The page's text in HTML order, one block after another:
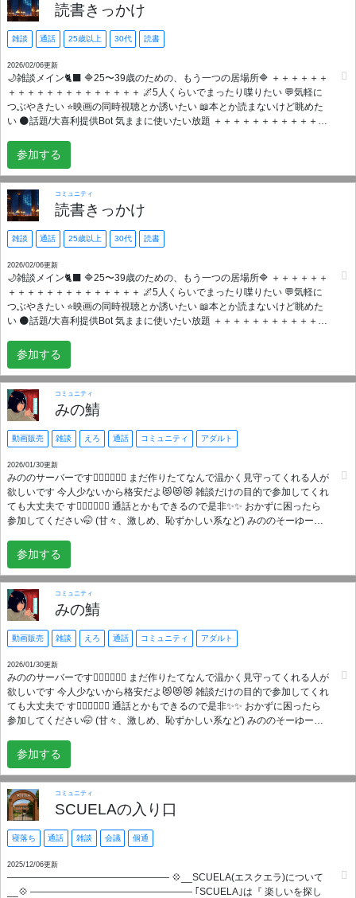
https://discord.gg/yamii ━━━━━━━━━━━━━━━ We also welcome people from
overseas who can speak Japanese. If you're struggling with your mental
health, you don’t have to stay alone or shut yourself away. Instead of going
through everything by yourself, come join our community. You don’t have to
do anything special —just being here is enough.
読書きっかけ
雑談 通話 25歳以上 30代 読書
2026/02/06更新
🌙雑談メイン🐈‍⬛ 🔷25〜39歳のための、もう一つの居場所🔷 ＋＋＋＋＋＋
＋＋＋＋＋＋＋＋＋＋＋＋＋＋ 🌌5人くらいでまったり喋りたい 💬気軽に
つぶやきたい ⭐映画の同時視聴とか誘いたい 📖本とか読まないけど眺めた
い 🌑話題/大喜利提供Bot 気ままに使いたい放題 ＋＋＋＋＋＋＋＋＋＋＋＋
ますように。 📘あなたの言葉を聞かせてくださいね。 ===Japanese
only=== ＋＋＋＋＋＋＋＋＋＋＋＋＋＋＋＋＋＋＋＋ +++++以下、未読ス
ルー歓迎+++++ このサーバがあなたにとって、 「ちょうどよかった」と思
えるように目指しマウス。🐭子年だけに。 ・ダックスフンドのお腹みたい
に低い敷居 ・おばあちゃん家くらい出入り自由 ・大富豪の初期手札くらい
上下関係のNASA ・“空気を読む”より、“空気を創る”が心地いい ・沈黙の間
に吹き抜けた風だって温かい ・愛称がミスチル派VSタードレン派で揉める
くらいの真面目に不真面目さ ・ボケ、ツッコミ、鑑賞、全部しやすい ・身
内ノリないやん、めっちゃ歓迎してくれますやん ・本って案外、堅苦しく
ないかも ・サーバ主いじり倒してやりマウス ・そう言えば、ここに入った
こともきっかけでした ＋＋＋＋＋＋＋＋＋＋＋＋＋＋＋＋＋＋＋＋
+++++最後に+++++ このサーバを見つけてくれてありがと。👻 居場所の改
良／Bot作成メキメキ頑張ります。
参加する
コミュニティ
読書きっかけ
雑談 通話 25歳以上 30代 読書
2026/02/06更新
🌙雑談メイン🐈‍⬛ 🔷25〜39歳のための、もう一つの居場所🔷 ＋＋＋＋＋＋
＋＋＋＋＋＋＋＋＋＋＋＋＋＋ 🌌5人くらいでまったり喋りたい 💬気軽に
つぶやきたい ⭐映画の同時視聴とか誘いたい 📖本とか読まないけど眺めた
い 🌑話題/大喜利提供Bot 気ままに使いたい放題 ＋＋＋＋＋＋＋＋＋＋＋＋
ますように。 📘あなたの言葉を聞かせてくださいね。 ===Japanese
only=== ＋＋＋＋＋＋＋＋＋＋＋＋＋＋＋＋＋＋＋＋ +++++以下、未読ス
ルー歓迎+++++ このサーバがあなたにとって、 「ちょうどよかった」と思
えるように目指しマウス。🐭子年だけに。 ・ダックスフンドのお腹みたい
に低い敷居 ・おばあちゃん家くらい出入り自由 ・大富豪の初期手札くらい
上下関係のNASA ・“空気を読む”より、“空気を創る”が心地いい ・沈黙の間
に吹き抜けた風だって温かい ・愛称がミスチル派VSタードレン派で揉める
くらいの真面目に不真面目さ ・ボケ、ツッコミ、鑑賞、全部しやすい ・身
内ノリないやん、めっちゃ歓迎してくれますやん ・本って案外、堅苦しく
ないかも ・サーバ主いじり倒してやりマウス ・そう言えば、ここに入った
こともきっかけでした ＋＋＋＋＋＋＋＋＋＋＋＋＋＋＋＋＋＋＋＋
+++++最後に+++++ このサーバを見つけてくれてありがと。👻 居場所の改
良／Bot作成メキメキ頑張ります。
参加する
コミュニティ
みの鯖
動画販売 雑談 えろ 通話 コミュニティ アダルト
2026/01/30更新
みののサーバーです👍🏻👍🏻👍🏻 まだ作りたてなんで温かく見守ってくれる人が
欲しいです 今人少ないから格安だよ😻😻😻 雑談だけの目的で参加してくれ
ても大丈夫で す👍🏻👍🏻👍🏻 通話とかもできるので是非✨️✨️ おかずに困ったら
参加してください🤭 (甘々、激しめ、恥ずかしい系など) みののそーゆーの
参加する
コミュニティ
みの鯖
動画販売 雑談 えろ 通話 コミュニティ アダルト
2026/01/30更新
みののサーバーです👍🏻👍🏻👍🏻 まだ作りたてなんで温かく見守ってくれる人が
欲しいです 今人少ないから格安だよ😻😻😻 雑談だけの目的で参加してくれ
ても大丈夫で す👍🏻👍🏻👍🏻 通話とかもできるので是非✨️✨️ おかずに困ったら
参加してください🤭 (甘々、激しめ、恥ずかしい系など) みののそーゆーの
参加する
コミュニティ
SCUELAの入り口
寝落ち 通話 雑談 会議 個通
2025/12/06更新
――――――――――――――――― 💠__SCUELA(エスクエラ)について
__💠 ――――――――――――――――― ｢SCUELA｣は『 楽しいを探し